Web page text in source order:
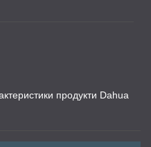
продукти Dahua